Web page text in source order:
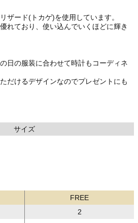
ザード(トカゲ)を使用しています。
れており、使い込んでいくほどに輝き
日の服装に合わせて時計もコーディネ
だけるデザインなのでプレゼントにも
サイズ
FREE
2